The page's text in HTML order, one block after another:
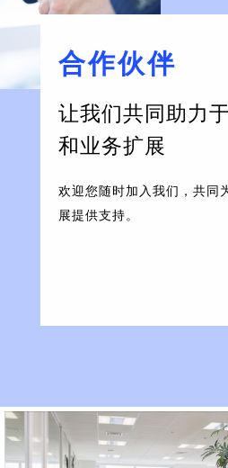
合作伙伴
让我们共同助力
和业务扩展
欢迎您随时加入我们，共同
展提供支持。